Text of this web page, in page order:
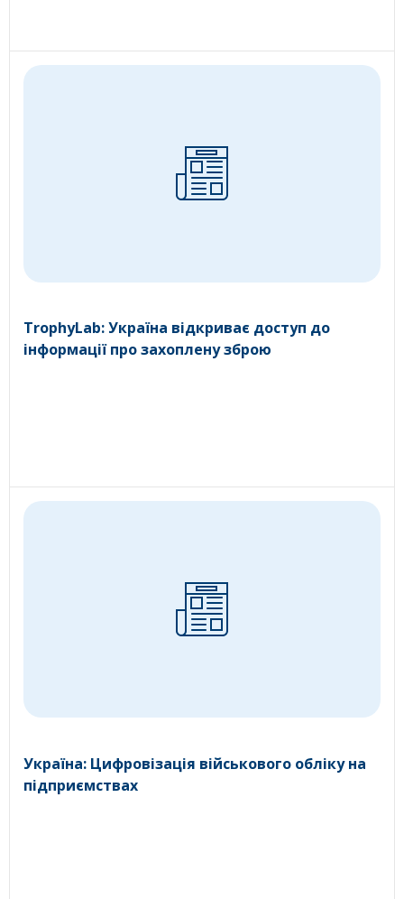
TrophyLab: Україна відкриває доступ до
інформації про захоплену зброю
Україна: Цифровізація військового обліку на
підприємствах